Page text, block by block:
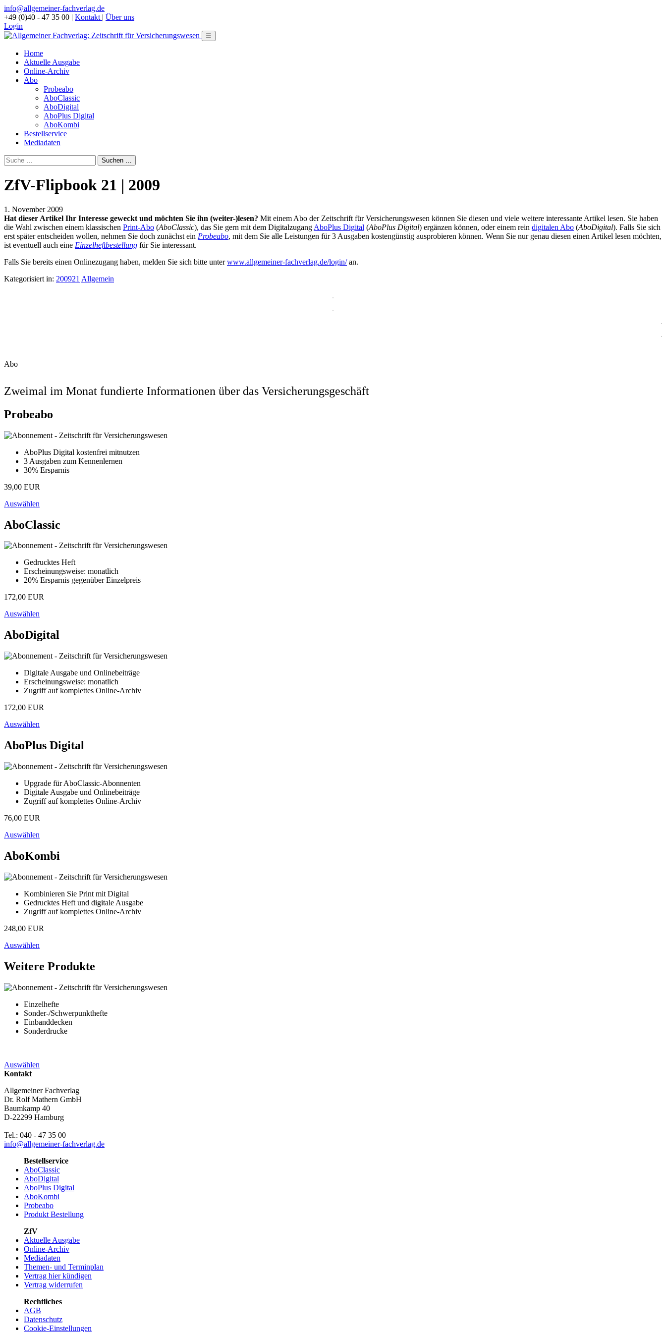
info@allgemeiner-fachverlag.de
+49 (0)40 - 47 35 00 | Kontakt | Über uns
Login
☰
Home
Aktuelle Ausgabe
Online-Archiv
Abo
Probeabo
AboClassic
AboDigital
AboPlus Digital
AboKombi
Bestellservice
Mediadaten
ZfV-Flipbook 21 | 2009
1. November 2009
Hat dieser Artikel Ihr Interesse geweckt und möchten Sie ihn (weiter-)lesen? Mit einem Abo der Zeitschrift für Versicherungswesen können Sie diesen und viele weitere interessante Artikel lesen. Sie haben
die Wahl zwischen einem klassischen Print-Abo (AboClassic), das Sie gern mit dem Digitalzugang AboPlus Digital (AboPlus Digital) ergänzen können, oder einem rein digitalen Abo (AboDigital). Falls Sie sich
erst später entscheiden wollen, nehmen Sie doch zunächst ein Probeabo, mit dem Sie alle Leistungen für 3 Ausgaben kostengünstig ausprobieren können. Wenn Sie nur genau diesen einen Artikel lesen möchten,
ist eventuell auch eine Einzelheftbestellung für Sie interessant.
Falls Sie bereits einen Onlinezugang haben, melden Sie sich bitte unterwww.allgemeiner-fachverlag.de/login/an.
Kategorisiert in: 200921 Allgemein
Abo
Zweimal im Monat fundierte Informationen über das Versicherungsgeschäft
Probeabo
AboPlus Digital kostenfrei mitnutzen
3 Ausgaben zum Kennenlernen
30% Ersparnis
39,00 EUR
Auswählen
AboClassic
Gedrucktes Heft
Erscheinungsweise: monatlich
20% Ersparnis gegenüber Einzelpreis
172,00 EUR
Auswählen
AboDigital
Digitale Ausgabe und Onlinebeiträge
Erscheinungsweise: monatlich
Zugriff auf komplettes Online-Archiv
172,00 EUR
Auswählen
AboPlus Digital
Upgrade für AboClassic-Abonnenten
Digitale Ausgabe und Onlinebeiträge
Zugriff auf komplettes Online-Archiv
76,00 EUR
Auswählen
AboKombi
Kombinieren Sie Print mit Digital
Gedrucktes Heft und digitale Ausgabe
Zugriff auf komplettes Online-Archiv
248,00 EUR
Auswählen
Weitere Produkte
Einzelhefte
Sonder-/Schwerpunkthefte
Einbanddecken
Sonderdrucke
Auswählen
Kontakt
Allgemeiner Fachverlag
Dr. Rolf Mathern GmbH
Baumkamp 40
D-22299 Hamburg
Tel.: 040 - 47 35 00
info@allgemeiner-fachverlag.de
Bestellservice
AboClassic
AboDigital
AboPlus Digital
AboKombi
Probeabo
Produkt Bestellung
ZfV
Aktuelle Ausgabe
Online-Archiv
Mediadaten
Themen- und Terminplan
Vertrag hier kündigen
Vertrag widerrufen
Rechtliches
AGB
Datenschutz
Cookie-Einstellungen